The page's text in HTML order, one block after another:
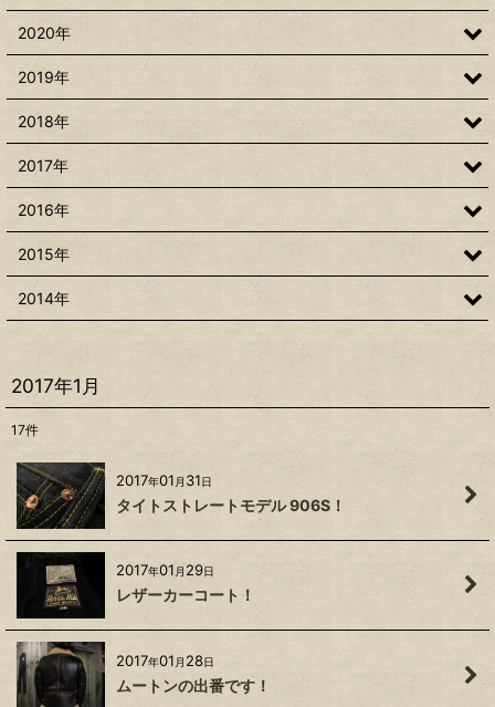
2017年1月
17件
2017年01 月 31日
タイトストレートモデル 906S！
2017年01 月 29日
レザーカーコート！
2017年01 月 28日
ムートンの出番です！
2020年
2019年
2018年
2017年
2016年
2015年
2014年